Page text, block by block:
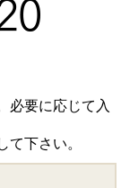
必要に応じて入
下さい。